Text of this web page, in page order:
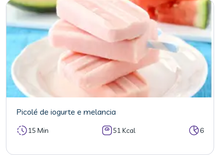
Picolé de iogurte e melancia
15 Min 51 Kcal 6